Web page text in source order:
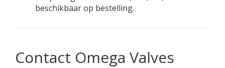
beschikbaar op bestelling.
Contact Omega Valves